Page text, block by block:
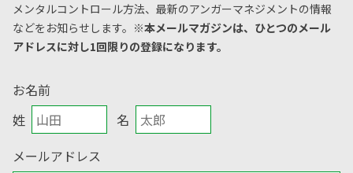
メンタルコントロール方法、 最新のアンガーマネジメントの情報
などをお知らせします。 ※本メールマガジンは、ひとつのメール
アドレスに対し1回限りの登録になります。
お名前
姓
名
メールアドレス